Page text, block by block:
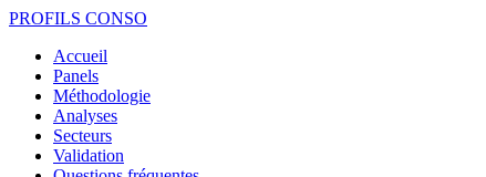
PROFILS CONSO
Accueil
Panels
Méthodologie
Analyses
Secteurs
Validation